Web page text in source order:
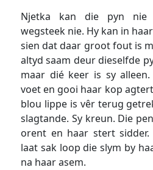
Njetka kan die pyn nie
wegsteek nie. Hy kan in
sien dat daar groot fout is
altyd saam deur dieselfde
maar dié keer is sy
voet en gooi haar kop
blou lippe is vêr terug
slagtande. Sy kreun. Die
orent en haar stert
laat sak loop die slym by
na haar asem.